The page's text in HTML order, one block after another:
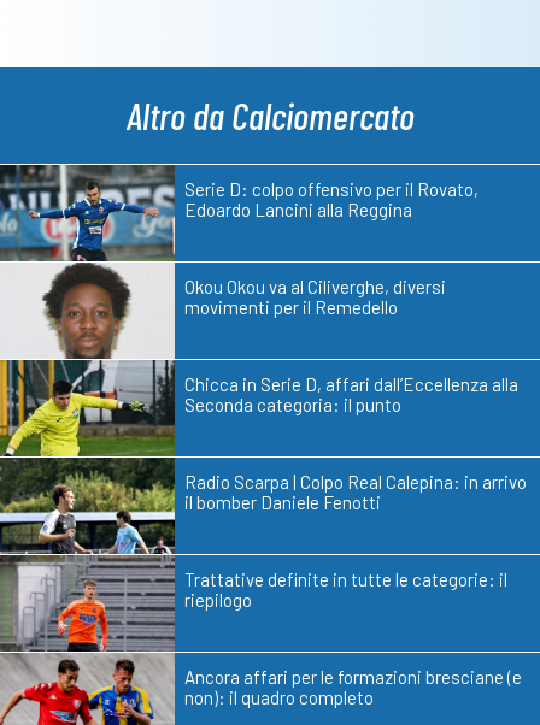
Altro da Calciomercato
Serie D: colpo offensivo per il Rovato,
Edoardo Lancini alla Reggina
Okou Okou va al Ciliverghe, diversi
movimenti per il Remedello
Chicca in Serie D, affari dall’Eccellenza alla
Seconda categoria: il punto
Radio Scarpa | Colpo Real Calepina: in arrivo
il bomber Daniele Fenotti
Trattative definite in tutte le categorie: il
riepilogo
Ancora affari per le formazioni bresciane (e
non): il quadro completo